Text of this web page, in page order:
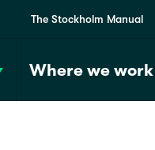
The Stockholm Manual
Where we work